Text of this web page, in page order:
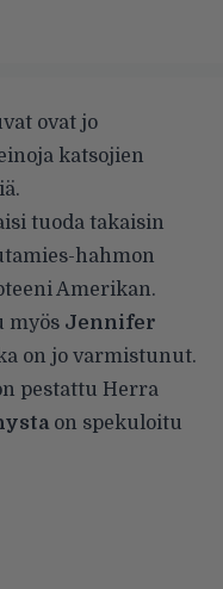
ovat jo
katsojien
tuoda takaisin
hahmon
Amerikan.
myös Jennifer
on jo varmistunut.
pestattu Herra
on spekuloitu